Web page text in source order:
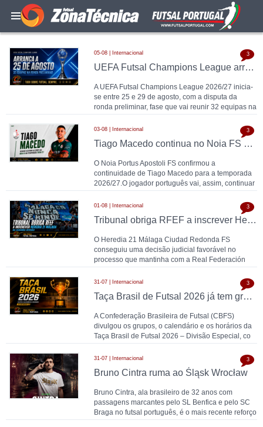
05-08 | Internacional
UEFA Futsal Champions League arranca a 25 de agosto com 32 equipas na ronda preliminar
A UEFA Futsal Champions League 2026/27 inicia-
se entre 25 e 29 de agosto, com a disputa da
ronda preliminar, fase que vai reunir 32 equipas na
luta pe
3
03-08 | Internacional
Tiago Macedo continua no Noia FS em 2026/27
O Noia Portus Apostoli FS confirmou a
continuidade de Tiago Macedo para a temporada
2026/27.O jogador português vai, assim, continuar
a vestir as cor
3
01-08 | Internacional
Tribunal obriga RFEF a inscrever Heredia 21 Málaga na Segunda Divisão
O Heredia 21 Málaga Ciudad Redonda FS
conseguiu uma decisão judicial favorável no
processo que mantinha com a Real Federación
Española de Fútbol
3
31-07 | Internacional
Taça Brasil de Futsal 2026 já tem grupos, calendário e horários definidos
A Confederação Brasileira de Futsal (CBFS)
divulgou os grupos, o calendário e os horários da
Taça Brasil de Futsal 2026 – Divisão Especial, co
3
31-07 | Internacional
Bruno Cintra ruma ao Śląsk Wrocław
Bruno Cintra, ala brasileiro de 32 anos com
passagens marcantes pelo SL Benfica e pelo SC
Braga no futsal português, é o mais recente reforço
do Ś
3